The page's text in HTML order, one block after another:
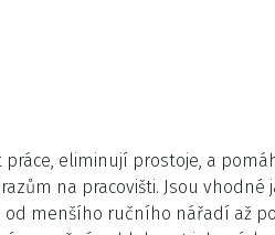
eliminují prostoje, a
na pracovišti. Jsou vhodné
menšího ručního nářadí až